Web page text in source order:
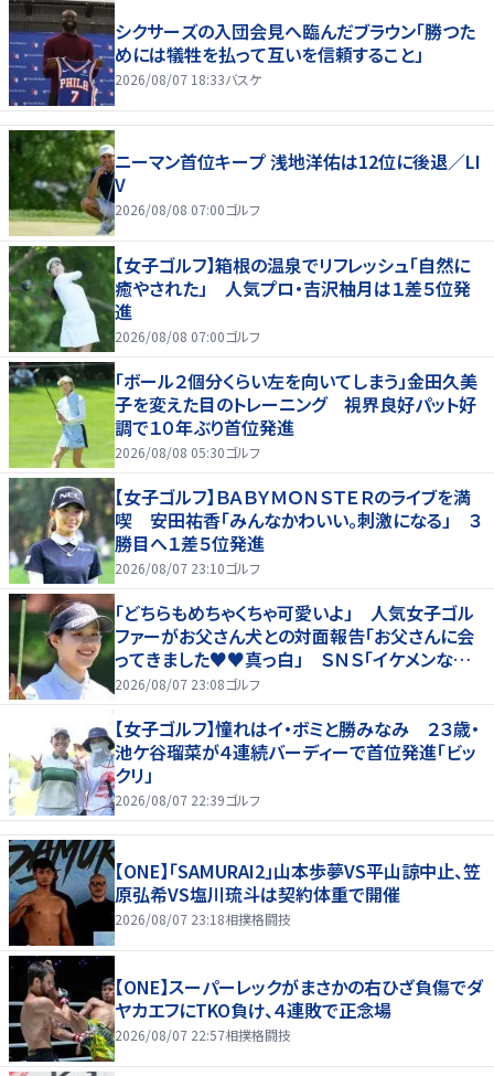
シクサーズの入団会見へ臨んだブラウン「勝つた
めには犠牲を払って互いを信頼すること」
2026/08/07 18:33バスケ
ニーマン首位キープ 浅地洋佑は12位に後退／LI
V
2026/08/08 07:00ゴルフ
【女子ゴルフ】箱根の温泉でリフレッシュ「自然に
癒やされた」 人気プロ・吉沢柚月は１差５位発
進
2026/08/08 07:00ゴルフ
「ボール２個分くらい左を向いてしまう」金田久美
子を変えた目のトレーニング 視界良好パット好
調で１０年ぶり首位発進
2026/08/08 05:30ゴルフ
【女子ゴルフ】ＢＡＢＹＭＯＮＳＴＥＲのライブを満
喫 安田祐香「みんなかわいい。刺激になる」 ３
勝目へ１差５位発進
2026/08/07 23:10ゴルフ
「どちらもめちゃくちゃ可愛いよ」 人気女子ゴル
ファーがお父さん犬との対面報告「お父さんに会
ってきました♥♥真っ白」 ＳＮＳ「イケメンなお
父さん」「白戸家入りするんですか？」
2026/08/07 23:08ゴルフ
【女子ゴルフ】憧れはイ・ボミと勝みなみ ２３歳・
池ケ谷瑠菜が４連続バーディーで首位発進「ビッ
クリ」
2026/08/07 22:39ゴルフ
【ONE】「SAMURAI2」山本歩夢VS平山諒中止、笠
原弘希VS塩川琉斗は契約体重で開催
2026/08/07 23:18相撲格闘技
【ONE】スーパーレックがまさかの右ひざ負傷でダ
ヤカエフにTKO負け、４連敗で正念場
2026/08/07 22:57相撲格闘技